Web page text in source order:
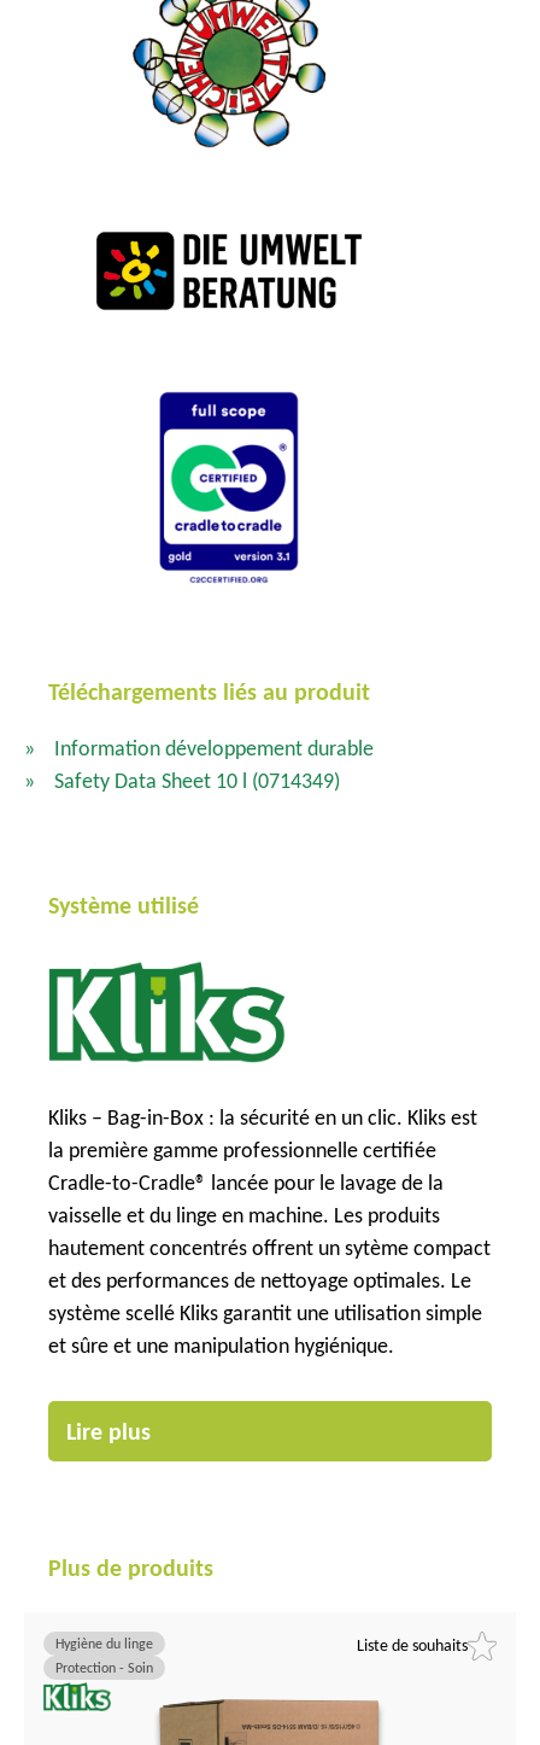
Téléchargements liés au produit
Information développement durable
Safety Data Sheet 10 l (0714349)
Système utilisé
Kliks – Bag-in-Box : la sécurité en un clic. Kliks est
la première gamme professionnelle certifiée
Cradle-to-Cradle® lancée pour le lavage de la
vaisselle et du linge en machine. Les produits
hautement concentrés offrent un sytème compact
et des performances de nettoyage optimales. Le
système scellé Kliks garantit une utilisation simple
et sûre et une manipulation hygiénique.
Lire plus
Plus de produits
Liste de souhaits
Hygiène du linge
Protection - Soin